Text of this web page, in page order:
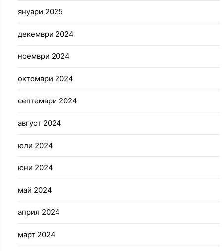
януари 2025
декември 2024
ноември 2024
октомври 2024
септември 2024
август 2024
юли 2024
юни 2024
май 2024
април 2024
март 2024